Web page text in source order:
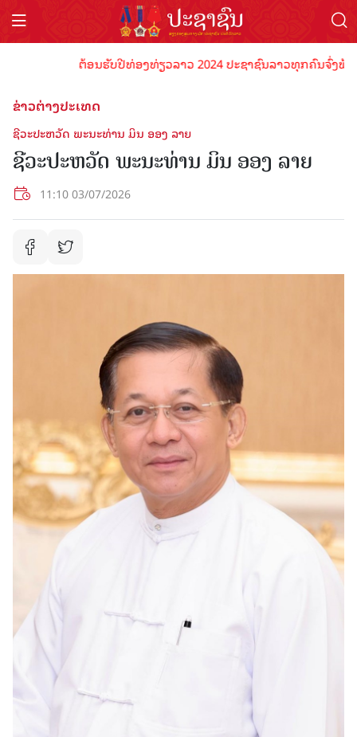
ຕ້ອນຮັບປີທ່ອງທ່ຽວລາວ 2024 ປະຊາຊົນລາວທຸກຄົນຈົ່ງພ້ອມ
ຂ່າວຕ່າງປະເທດ
ຊີວະປະຫວັດ ພະນະທ່ານ ມິນ ອອງ ລາຍ
ຊີວະປະຫວັດ ພະນະທ່ານ ມິນ ອອງ ລາຍ
11:10 03/07/2026